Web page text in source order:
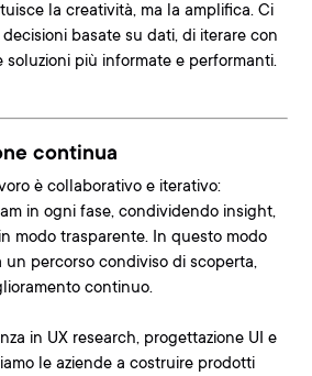
la creatività, ma la amplifica. Ci
basate su dati, di iterare con
soluzioni più informate e performanti.
continua
è collaborativo e iterativo:
in ogni fase, condividendo insight,
modo trasparente. In questo modo
percorso condiviso di scoperta,
continuo.
in UX research, progettazione UI e
le aziende a costruire prodotti